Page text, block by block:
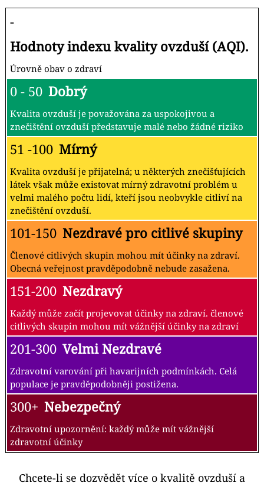
-
Hodnoty indexu kvality ovzduší (AQI).
Úrovně obav o zdraví
0 - 50 Dobrý
Kvalita ovzduší je považována za uspokojivou a
znečištění ovzduší představuje malé nebo žádné riziko
51 -100 Mírný
Kvalita ovzduší je přijatelná; u některých znečišťujících
látek však může existovat mírný zdravotní problém u
velmi malého počtu lidí, kteří jsou neobvykle citliví na
znečištění ovzduší.
101-150 Nezdravé pro citlivé skupiny
Členové citlivých skupin mohou mít účinky na zdraví.
Obecná veřejnost pravděpodobně nebude zasažena.
151-200 Nezdravý
Každý může začít projevovat účinky na zdraví. členové
citlivých skupin mohou mít vážnější účinky na zdraví
201-300 Velmi Nezdravé
Zdravotní varování při havarijních podmínkách. Celá
populace je pravděpodobněji postižena.
300+ Nebezpečný
Zdravotní upozornění: každý může mít vážnější
zdravotní účinky
Chcete-li se dozvědět více o kvalitě ovzduší a